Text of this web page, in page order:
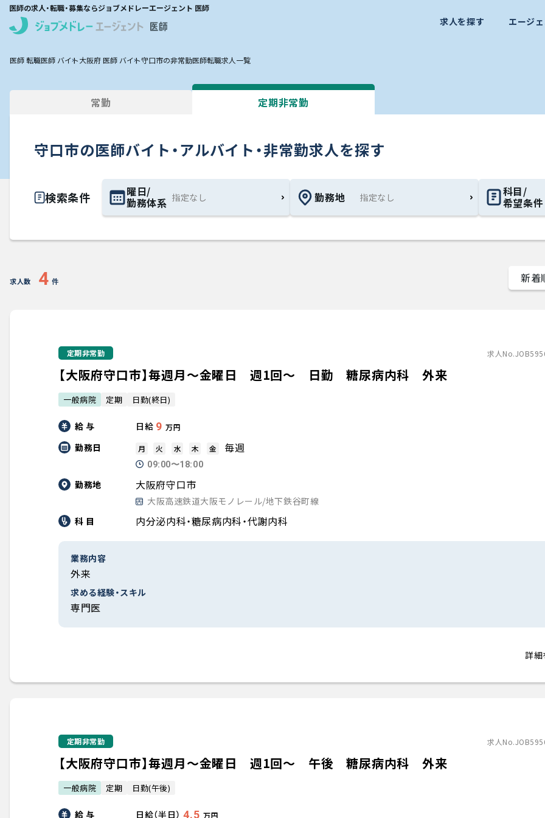
医師の求人・転職・募集ならジョブメドレーエージェント 医師
求人を探す エージ
医師 転職医師 バイト大阪府 医師 バイト守口市の非常勤医師転職求人一覧
常勤 定期非常勤
守口市の医師バイト・アルバイト・非常勤求人を探す
検索条件 曜日/
勤務体系 勤務地 科目/
希望条件
求人数 4 件
定期非常勤 求人
【大阪府守口市】毎週月～金曜日 週1回～ 日勤 糖尿病内科 外来
一般病院 定期 日勤(終日)
給 与 日給 9 万円
勤務日 月 火 水 木 金 毎週
09:00〜18:00
勤務地 大阪府守口市
大阪高速鉄道大阪モノレール/地下鉄谷町線
科 目
内分泌内科・糖尿病内科・代謝内科
業務内容
外来
求める経験・スキル
専門医
詳
定期非常勤 求人
【大阪府守口市】毎週月～金曜日 週1回～ 午後 糖尿病内科 外来
一般病院 定期 日勤(午後)
給 与 日給（半日） 4.5 万円